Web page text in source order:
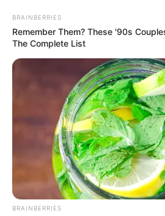
Golongan Darah: –
Warna Rambut: Hitam
Warna Mata: Hitam
Warna Kulit: Putih
Ukuran Tubuh: –
Ukuran Sepatu: –
Ukuran Baju: –
Pendidikan
–
BRAINBERRIES
Remember Them? These '90s
The Complete List
BRAINBERRIES